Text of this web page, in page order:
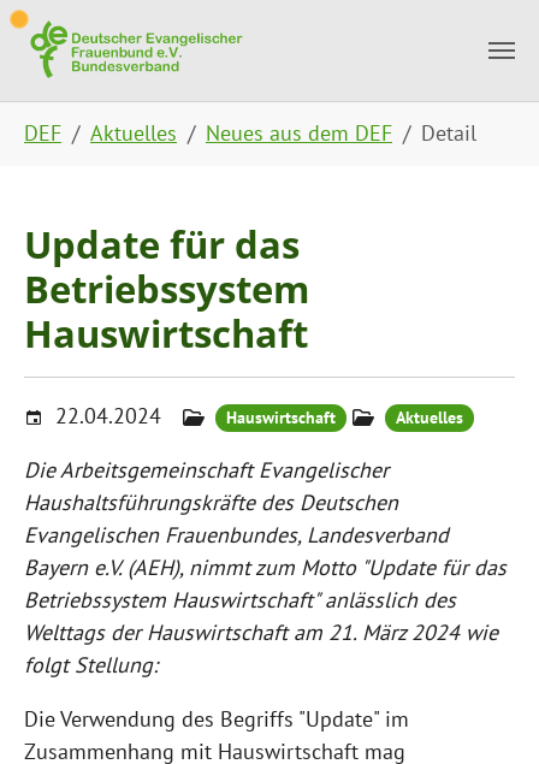
Skip to main content
Skip to page footer
DEF Aktuelles Neues aus dem DEF Detail
Update für das
Betriebssystem
Hauswirtschaft
22.04.2024 Hauswirtschaft Aktuelles
Die Arbeitsgemeinschaft Evangelischer
Haushaltsführungskräfte des Deutschen
Evangelischen Frauenbundes, Landesverband
Bayern e.V. (AEH), nimmt zum Motto "Update für das
Betriebssystem Hauswirtschaft" anlässlich des
Welttags der Hauswirtschaft am 21. März 2024 wie
folgt Stellung:
Die Verwendung des Begriffs "Update" im
Zusammenhang mit Hauswirtschaft mag